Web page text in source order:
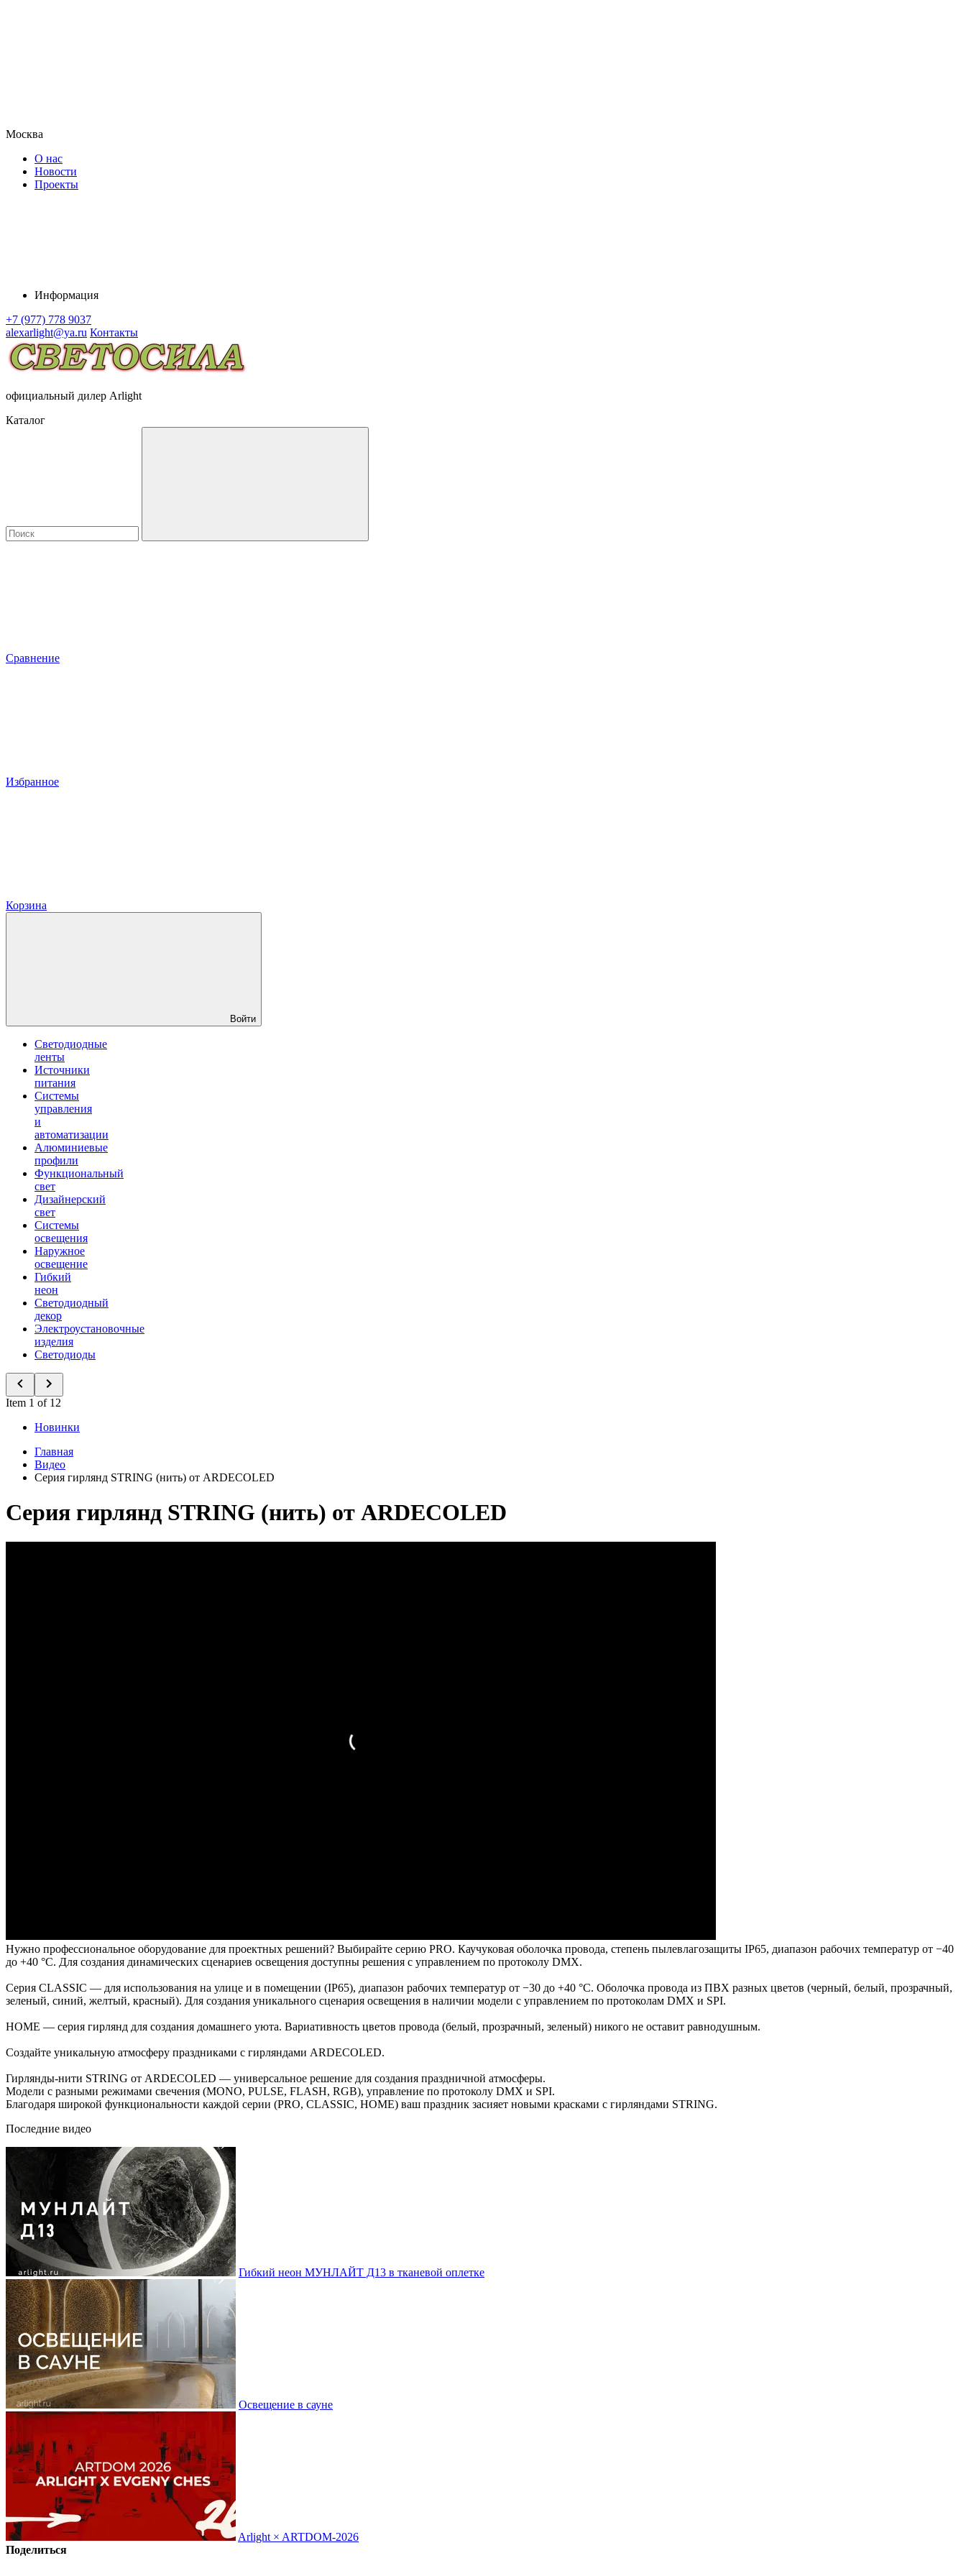
Москва
О нас
Новости
Проекты
Информация
+7 (977) 778 9037
alexarlight@ya.ru Контакты
официальный дилер Arlight
Каталог
Сравнение
Избранное
Корзина
Войти
Светодиодные
ленты
Источники
питания
Системы
управления
и
автоматизации
Алюминиевые
профили
Функциональный
свет
Дизайнерский
свет
Системы
освещения
Наружное
освещение
Гибкий
неон
Светодиодный
декор
Электроустановочные
изделия
Светодиоды
Item 1 of 12
Новинки
Главная
Видео
Серия гирлянд STRING (нить) от ARDECOLED
Серия гирлянд STRING (нить) от ARDECOLED
Нужно профессиональное оборудование для проектных решений? Выбирайте серию PRO. Каучуковая оболочка провода, степень пылевлагозащиты IP65, диапазон рабочих температур от −40
до +40 °C. Для создания динамических сценариев освещения доступны решения с управлением по протоколу DMX.
Серия CLASSIC — для использования на улице и в помещении (IP65), диапазон рабочих температур от −30 до +40 °C. Оболочка провода из ПВХ разных цветов (черный, белый, прозрачный,
зеленый, синий, желтый, красный). Для создания уникального сценария освещения в наличии модели с управлением по протоколам DMX и SPI.
HOME — серия гирлянд для создания домашнего уюта. Вариативность цветов провода (белый, прозрачный, зеленый) никого не оставит равнодушным.
Создайте уникальную атмосферу праздниками с гирляндами ARDECOLED.
Гирлянды-нити STRING от ARDECOLED — универсальное решение для создания праздничной атмосферы.
Модели с разными режимами свечения (MONO, PULSE, FLASH, RGB), управление по протоколу DMX и SPI.
Благодаря широкой функциональности каждой серии (PRO, CLASSIC, HOME) ваш праздник засияет новыми красками с гирляндами STRING.
Последние видео
Гибкий неон МУНЛАЙТ Д13 в тканевой оплетке
Освещение в сауне
Arlight × ARTDOM-2026
Поделиться